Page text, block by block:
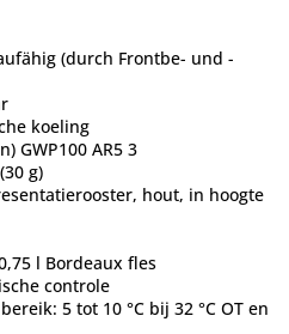
(durch Frontbe- und -
koeling
GWP100 AR5 3
g)
hout, in hoogte
l Bordeaux fles
controle
5 tot 10 °C bij 32 °C OT en